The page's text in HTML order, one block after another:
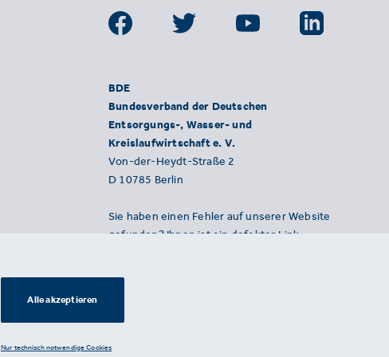
BDE
Bundesverband der Deutschen
Entsorgungs-, Wasser- und
Kreislaufwirtschaft e. V.
Von-der-Heydt-Straße 2
D 10785 Berlin
Sie haben einen Fehler auf unserer Website
gefunden? Ihnen ist ein defekter Link
Alle akzeptieren
Nur technisch notwendige Cookies